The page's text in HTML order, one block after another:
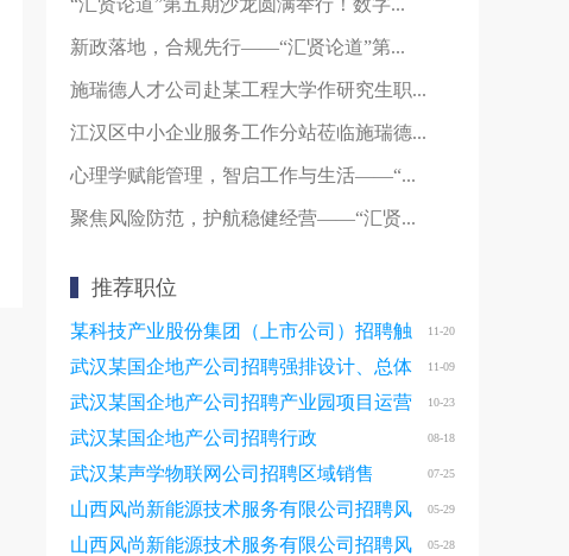
“汇贤论道”第五期沙龙圆满举行！数字...
新政落地，合规先行——“汇贤论道”第...
施瑞德人才公司赴某工程大学作研究生职...
江汉区中小企业服务工作分站莅临施瑞德...
心理学赋能管理，智启工作与生活——“...
聚焦风险防范，护航稳健经营——“汇贤...
推荐职位
11-20
某科技产业股份集团（上市公司）招聘触
感材料研发工程师
11-09
武汉某国企地产公司招聘强排设计、总体
规划设计
10-23
武汉某国企地产公司招聘产业园项目运营
08-18
武汉某国企地产公司招聘行政
07-25
武汉某声学物联网公司招聘区域销售
05-29
山西风尚新能源技术服务有限公司招聘风
电巡检员
05-28
山西风尚新能源技术服务有限公司招聘风